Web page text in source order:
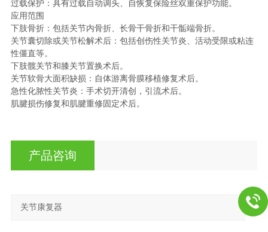
过载保护：具有过载自动调头、自恢复保险丝双重保护功能。
应用范围
下肢骨折：包括关节内骨折、长骨干骨折和干骺端骨折。
关节囊切除或关节松解术后：包括创伤性关节炎、活动受限或粘连
性僵直等。
下肢髋关节和膝关节置换术后。
关节软骨大面积缺损：自体游离骨膜移植修复术后。
急性化脓性关节炎：手术切开清创，引流术后。
肌腱损伤修复和肌腱重修固定术后。
产品咨询